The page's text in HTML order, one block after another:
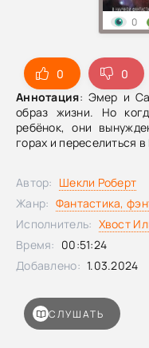
0
0
Аннотация: Эмер и
образ жизни. Но
ребёнок, они
горах и переселиться
0
СЛУШАТЬ
Автор: Шекли Роберт
Жанр: Фантастика,
Исполнитель: Хвост
Время: 00:51:24
Добавлено: 1.03.2024